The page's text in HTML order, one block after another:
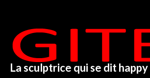
La sculptrice qui se dit happy